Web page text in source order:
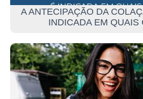
A ANTECIPAÇÃO DA
INDICADA EM QUAIS